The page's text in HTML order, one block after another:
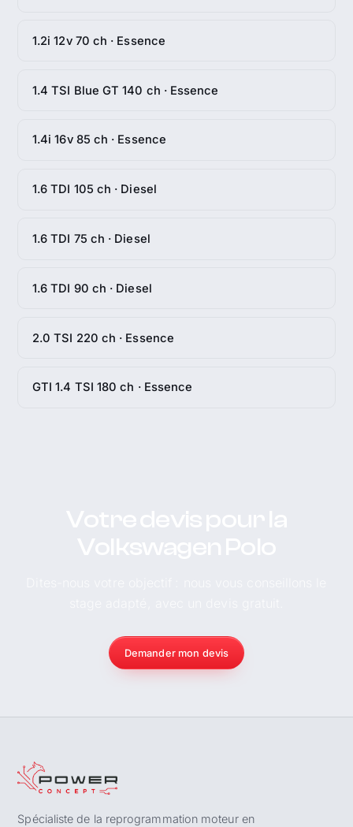
1.2i 12v 70 ch · Essence
1.4 TSI Blue GT 140 ch · Essence
1.4i 16v 85 ch · Essence
1.6 TDI 105 ch · Diesel
1.6 TDI 75 ch · Diesel
1.6 TDI 90 ch · Diesel
2.0 TSI 220 ch · Essence
GTI 1.4 TSI 180 ch · Essence
Demander mon devis
Spécialiste de la reprogrammation moteur en